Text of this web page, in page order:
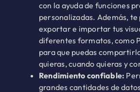
con la ayuda de funciones
personalizadas. Además,
exportar e importar tus
diferentes formatos, como
para que puedas
quieras, cuando quieras y
Rendimiento confiable:
grandes cantidades de